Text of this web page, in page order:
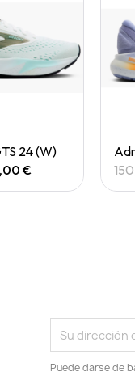
View24 (W)
€
Puede darse de